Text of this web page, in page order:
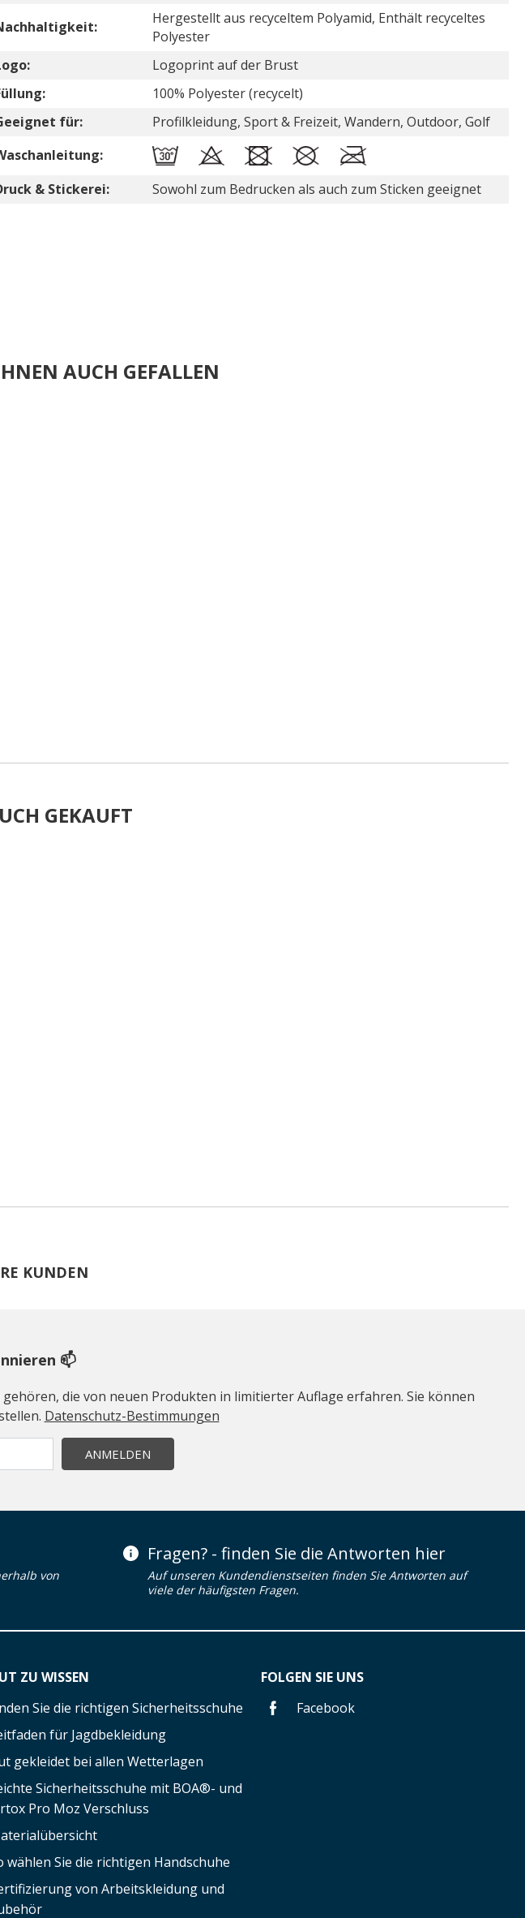
Hergestellt aus recyceltem Polyamid, Enthält recyceltes
Polyester
Logoprint auf der Brust
100% Polyester (recycelt)
für:
Profilkleidung, Sport & Freizeit, Wandern, Outdoor, Golf
& Stickerei:
Sowohl zum Bedrucken als auch zum Sticken geeignet
AUCH GEFALLEN
GEKAUFT
KUNDEN
📫
die von neuen Produkten in limitierter Auflage erfahren. Sie können
Datenschutz-Bestimmungen
ANMELDEN
von
Fragen? - finden Sie die Antworten hier
Auf unseren Kundendienstseiten finden Sie Antworten auf
viele der häufigsten Fragen.
ZU WISSEN
Sie die richtigen Sicherheitsschuhe
für Jagdbekleidung
gekleidet bei allen Wetterlagen
Sicherheitsschuhe mit BOA®- und
Pro Moz Verschluss
wählen Sie die richtigen Handschuhe
von Arbeitskleidung und
FOLGEN SIE UNS
Facebook